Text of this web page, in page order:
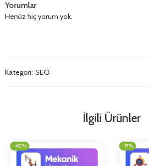
Yorumlar
Henüz hiç yorum yok.
Kategori: SEO
İlgili Ürünler
-40% -17%